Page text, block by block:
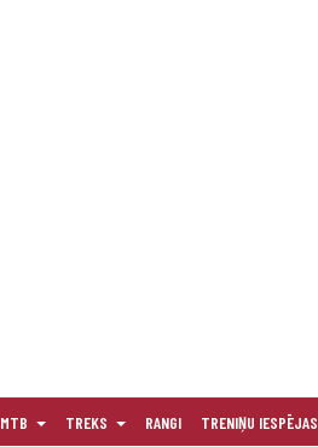
MTB TREKS RANGI TRENIŅU IESPĒJAS